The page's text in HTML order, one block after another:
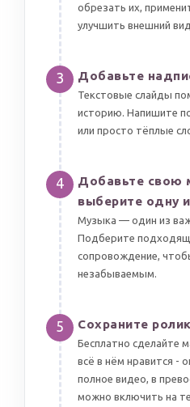
обрезать их,
улучшить внешний вид.
3 Добавьте
Текстовые слайды
историю. Напишите
или просто тёплые
4
Добавьте свою
выберите одну
Музыка — один из
Подберите
сопровождение,
незабываемым.
5 Сохраните ролик
Бесплатно сделайте
всё в нём нравится -
полное видео, в
можно включить на